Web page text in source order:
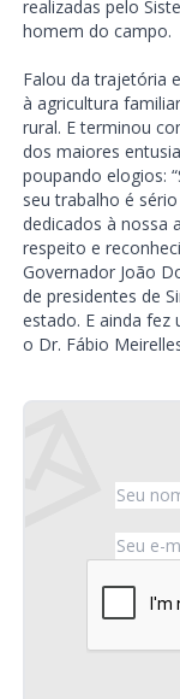
realizadas pelo
homem do campo.
Falou da trajetória
à agricultura
rural. E terminou
dos maiores
poupando elogios:
seu trabalho é
dedicados à nossa
respeito e
Governador João
de presidentes de
estado. E ainda fez
o Dr. Fábio